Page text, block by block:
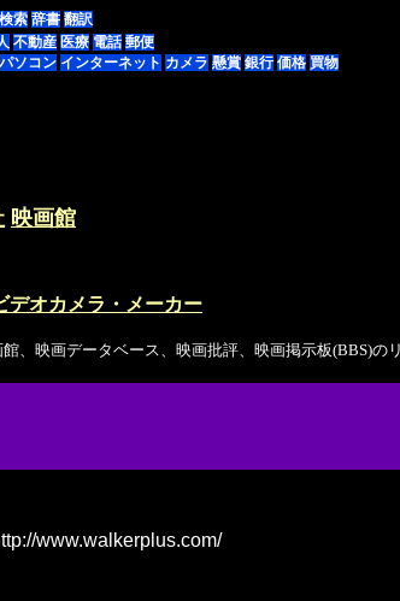
索 辞書 翻訳
不動産 医療 電話 郵便
パソコン インターネット カメラ 懸賞 銀行 価格 買物
映画館
デオカメラ・メーカー
、映画データベース、映画批評、映画掲示板(BBS)の
www.walkerplus.com/